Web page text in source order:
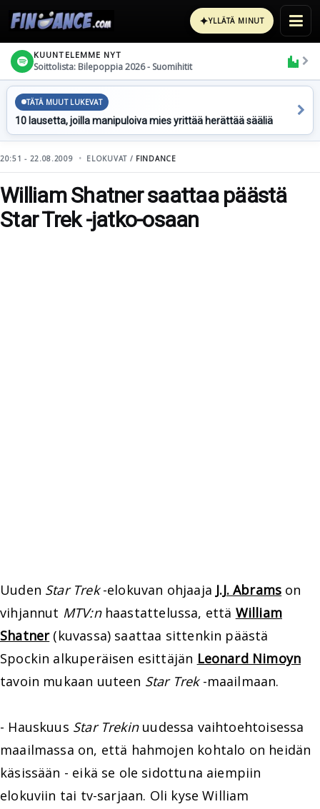
✦YLLÄTÄ MINUT
KUUNTELEMME NYT
Soittolista: Bilepoppia 2026 - Suomihitit
TÄTÄ MUUT LUKEVAT
10 lausetta, joilla manipuloiva mies yrittää herättää sääliä
20:51 - 22.08.2009 ELOKUVAT / FINDANCE
William Shatner saattaa päästä
Star Trek -jatko-osaan
Uuden Star Trek-elokuvan ohjaaja J.J. Abrams on
vihjannut MTV:nhaastattelussa, että William
Shatner(kuvassa) saattaa sittenkin päästä
Spockin alkuperäisen esittäjän Leonard Nimoyn
tavoin mukaan uuteen Star Trek-maailmaan.
- Hauskuus Star Trekinuudessa vaihtoehtoisessa
maailmassa on, että hahmojen kohtalo on heidän
käsissään - eikä se ole sidottuna aiempiin
elokuviin tai tv-sarjaan. Oli kyse William